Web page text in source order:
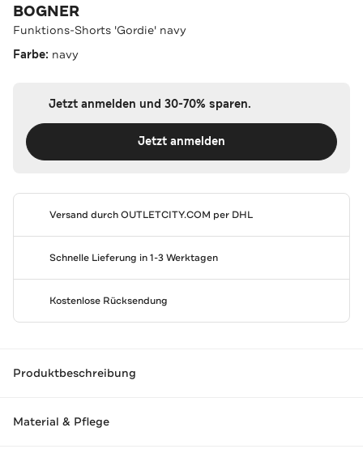
BOGNER
Funktions-Shorts 'Gordie' navy
Farbe: navy
Jetzt anmelden und 30-70% sparen.
Jetzt anmelden
Versand durchOUTLETCITY.COM per DHL
Schnelle Lieferung in 1-3 Werktagen
Kostenlose Rücksendung
Produktbeschreibung
Material & Pflege